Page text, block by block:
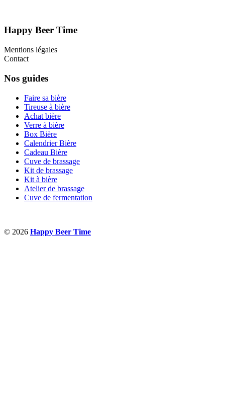
Happy Beer Time
Mentions légales
Contact
Nos guides
Faire sa bière
Tireuse à bière
Achat bière
Verre à bière
Box Bière
Calendrier Bière
Cadeau Bière
Cuve de brassage
Kit de brassage
Kit à bière
Atelier de brassage
Cuve de fermentation
© 2026 Happy Beer Time